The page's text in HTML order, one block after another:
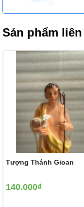
Sản phẩm
Tượng Thánh Gioan
140.000₫